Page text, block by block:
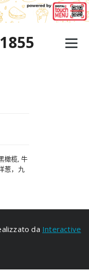
橄榄, 牛
葱，九
da Interactive